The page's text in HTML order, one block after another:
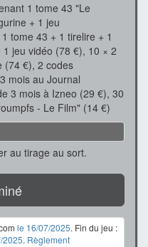
1 tome 43 "Le
+ 1 jeu
tome 43 + 1 tirelire + 1
jeu vidéo (78 €), 10 × 2
(74 €), 2 codes
mois au Journal
3 mois à Izneo (29 €), 30
- Le Film" (14 €)
au tirage au sort.
le 16/07/2025. Fin du jeu :
2025. Règlement